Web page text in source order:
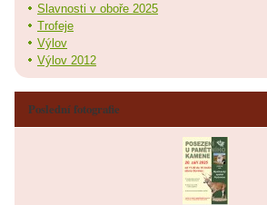
Slavnosti v oboře 2025
Trofeje
Výlov
Výlov 2012
Poslední fotografie